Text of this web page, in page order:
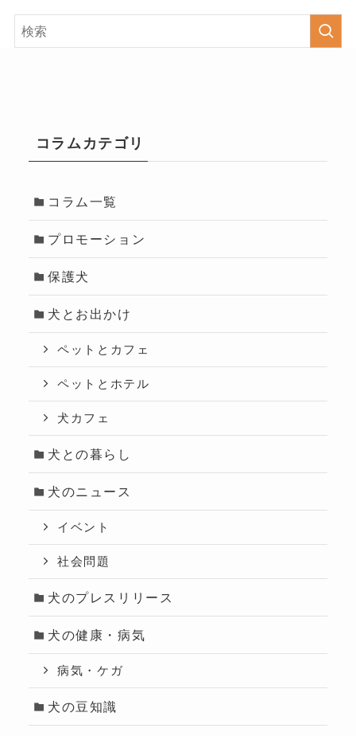
コラムカテゴリ
コラム一覧
プロモーション
保護犬
犬とお出かけ
ペットとカフェ
ペットとホテル
犬カフェ
犬との暮らし
犬のニュース
イベント
社会問題
犬のプレスリリース
犬の健康・病気
病気・ケガ
犬の豆知識